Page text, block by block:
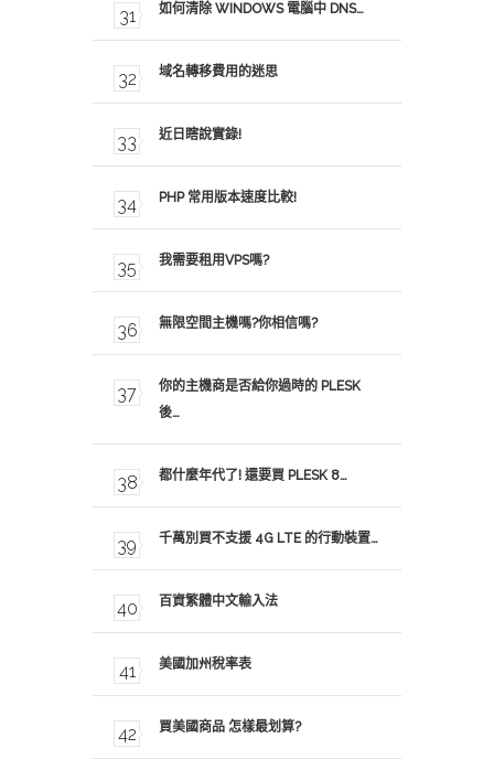
如何清除 WINDOWS 電腦中 DNS…
域名轉移費用的迷思
近日瞎說實錄!
PHP 常用版本速度比較!
我需要租用VPS嗎?
無限空間主機嗎?你相信嗎?
你的主機商是否給你過時的 PLESK
後…
都什麼年代了! 還要買 PLESK 8…
千萬別買不支援 4G LTE 的行動裝置…
百資繁體中文輸入法
美國加州稅率表
買美國商品 怎樣最划算?